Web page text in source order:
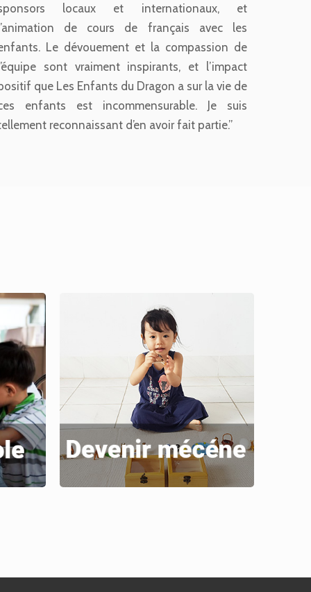
locaux et internationaux, et
de cours de français avec les
Le dévouement et la compassion de
sont vraiment inspirants, et l’impact
que Les Enfants du Dragon a sur la vie de
enfants est incommensurable. Je suis
reconnaissant d’en avoir fait partie.”